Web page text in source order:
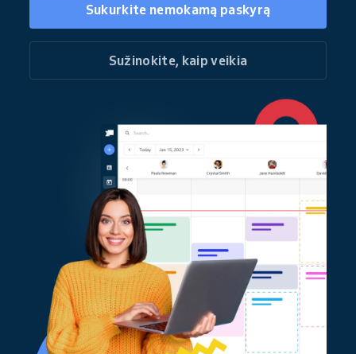
Sukurkite nemokamą paskyrą
Sužinokite, kaip veikia